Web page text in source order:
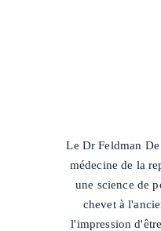
Le Dr Feldman
médecine de la
une science de
chevet à
l'impression